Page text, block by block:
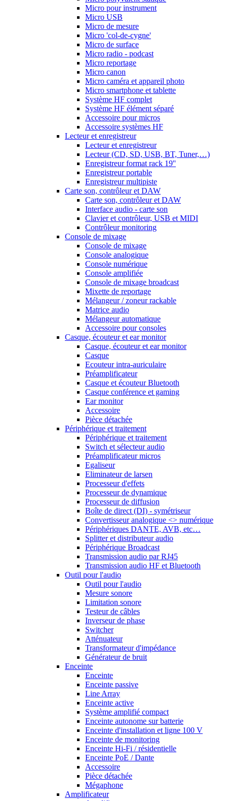
Micro pour instrument
Micro USB
Micro de mesure
Micro 'col-de-cygne'
Micro de surface
Micro radio - podcast
Micro reportage
Micro canon
Micro caméra et appareil photo
Micro smartphone et tablette
Système HF complet
Système HF élément séparé
Accessoire pour micros
Accessoire systèmes HF
Lecteur et enregistreur
Lecteur et enregistreur
Lecteur (CD, SD, USB, BT, Tuner,…)
Enregistreur format rack 19''
Enregistreur portable
Enregistreur multipiste
Carte son, contrôleur et DAW
Carte son, contrôleur et DAW
Interface audio - carte son
Clavier et contrôleur, USB et MIDI
Contrôleur monitoring
Console de mixage
Console de mixage
Console analogique
Console numérique
Console amplifiée
Console de mixage broadcast
Mixette de reportage
Mélangeur / zoneur rackable
Matrice audio
Mélangeur automatique
Accessoire pour consoles
Casque, écouteur et ear monitor
Casque, écouteur et ear monitor
Casque
Ecouteur intra-auriculaire
Préamplificateur
Casque et écouteur Bluetooth
Casque conférence et gaming
Ear monitor
Accessoire
Pièce détachée
Périphérique et traitement
Périphérique et traitement
Switch et sélecteur audio
Préamplificateur micros
Egaliseur
Eliminateur de larsen
Processeur d'effets
Processeur de dynamique
Processeur de diffusion
Boîte de direct (DI) - symétriseur
Convertisseur analogique <> numérique
Périphériques DANTE, AVB, etc…
Splitter et distributeur audio
Périphérique Broadcast
Transmission audio par RJ45
Transmission audio HF et Bluetooth
Outil pour l'audio
Outil pour l'audio
Mesure sonore
Limitation sonore
Testeur de câbles
Inverseur de phase
Switcher
Atténuateur
Transformateur d'impédance
Générateur de bruit
Enceinte
Enceinte
Enceinte passive
Line Array
Enceinte active
Système amplifié compact
Enceinte autonome sur batterie
Enceinte d'installation et ligne 100 V
Enceinte de monitoring
Enceinte Hi-Fi / résidentielle
Enceinte PoE / Dante
Accessoire
Pièce détachée
Mégaphone
Amplificateur